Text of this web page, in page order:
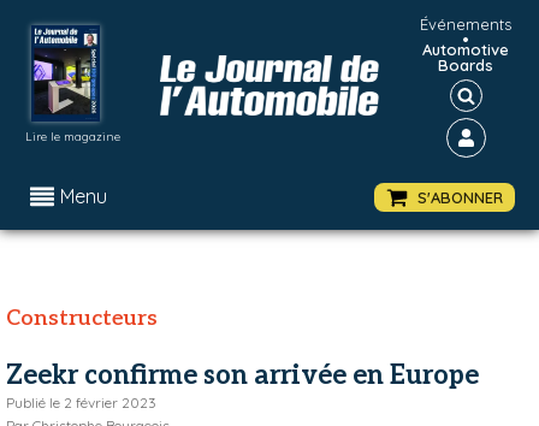
Lire le magazine
Événements
•
Automotive
Boards
Menu S'ABONNER
Constructeurs
Zeekr confirme son arrivée en Europe
Publié le 2 février 2023